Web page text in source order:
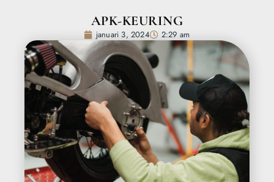
APK-KEURING
januari 3, 2024 2:29 am